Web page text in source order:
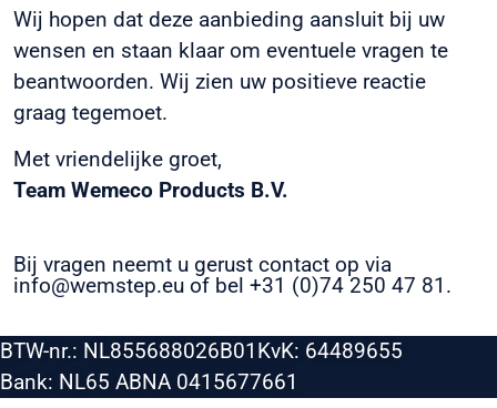
Wij hopen dat deze aanbieding aansluit bij uw
wensen en staan klaar om eventuele vragen te
beantwoorden. Wij zien uw positieve reactie
graag tegemoet.
Met vriendelijke groet,
Team Wemeco Products B.V.
Bij vragen neemt u gerust contact op via
info@wemstep.eu of bel +31 (0)74 250 47 81.
BTW-nr.: NL855688026B01 KvK: 64489655
Bank: NL65 ABNA 0415677661